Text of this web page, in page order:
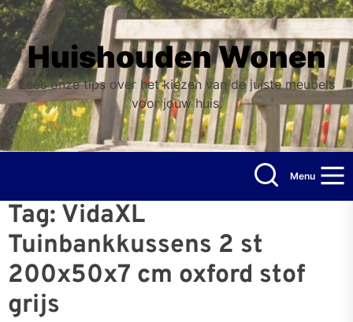
Skip
to
the
contentHuishouden Wonen
Lees onze tips over het kiezen van de juiste meubels
voor jouw huis.
Menu
Tag: VidaXL
Tuinbankkussens 2 st
200x50x7 cm oxford stof
grijs